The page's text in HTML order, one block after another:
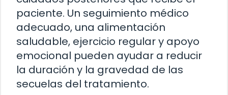
paciente. Un seguimiento médico
adecuado, una alimentación
saludable, ejercicio regular y apoyo
emocional pueden ayudar a reducir
la duración y la gravedad de las
secuelas del tratamiento.